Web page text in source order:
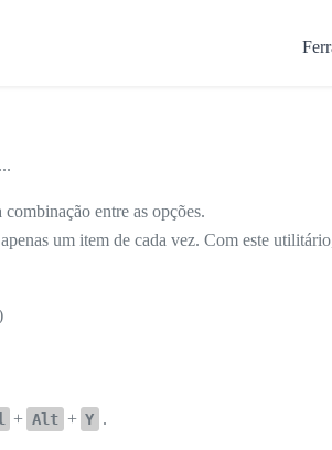
entre as opções.
um item de cada vez. Com este
+ Alt + Y .